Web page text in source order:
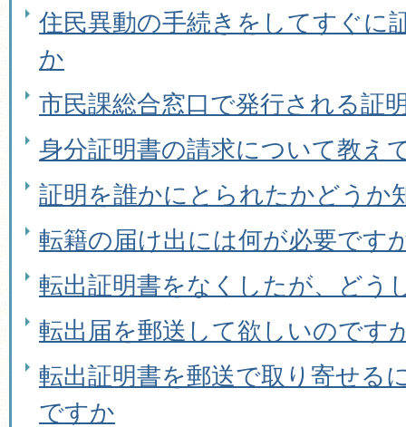
住民異動の手続きをしてすぐに
か
市民課総合窓口で発行される証
身分証明書の請求について教え
証明を誰かにとられたかどうか
転籍の届け出には何が必要です
転出証明書をなくしたが、どう
転出届を郵送して欲しいのです
転出証明書を郵送で取り寄せる
ですか